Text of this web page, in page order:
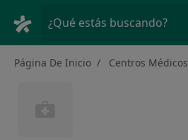
¿Qué estás buscando?
Página De Inicio Centros Médicos